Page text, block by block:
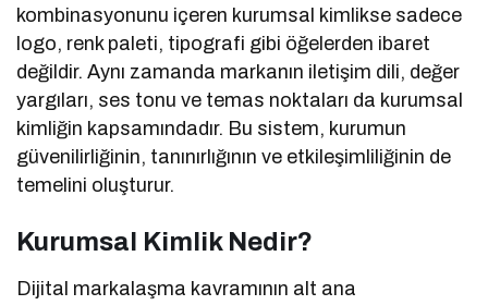
kombinasyonunu içeren kurumsal kimlikse sadece
logo, renk paleti, tipografi gibi öğelerden ibaret
değildir. Aynı zamanda markanın iletişim dili, değer
yargıları, ses tonu ve temas noktaları da kurumsal
kimliğin kapsamındadır. Bu sistem, kurumun
güvenilirliğinin, tanınırlığının ve etkileşimliliğinin de
temelini oluşturur.
Kurumsal Kimlik Nedir?
Dijital markalaşma kavramının alt ana